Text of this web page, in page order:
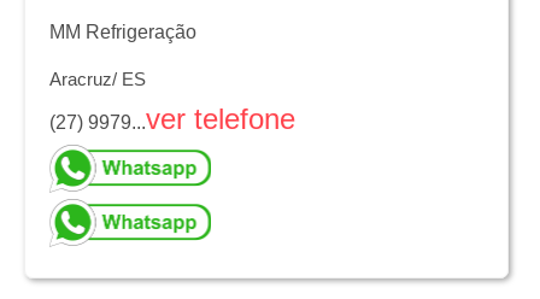
MM Refrigeração
Aracruz/ ES
(27) 9979...ver telefone